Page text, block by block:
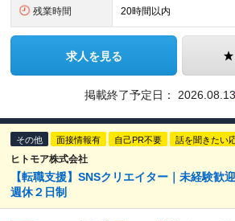
残業時間 20時間以内
求人を見る
掲載終了予定日： 2026.08.13
その他 面接情報有 自己PR不要 話を聞きたい
ヒトモア株式会社
【転職支援】SNSクリエイター｜未経験歓
週休２日制